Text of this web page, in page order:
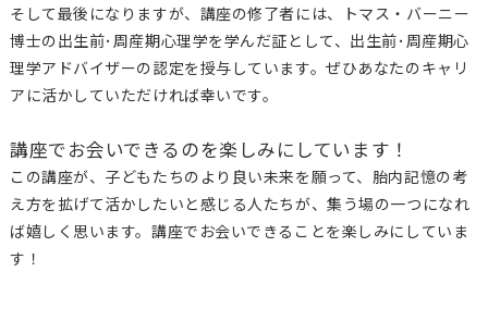
そして最後になりますが、講座の修了者には、トマス・バーニー
博士の出生前･周産期心理学を学んだ証として、出生前･周産期心
理学アドバイザーの認定を授与しています。ぜひあなたのキャリ
アに活かしていただければ幸いです。
講座でお会いできるのを楽しみにしています！
この講座が、子どもたちのより良い未来を願って、胎内記憶の考
え方を拡げて活かしたいと感じる人たちが、集う場の一つになれ
ば嬉しく思います。講座でお会いできることを楽しみにしていま
す！